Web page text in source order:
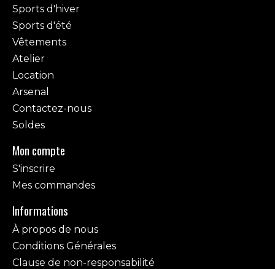
Sports d'hiver
Sports d'été
Vêtements
Atelier
Location
Arsenal
Contactez-nous
Soldes
Mon compte
S'inscrire
Mes commandes
Informations
À propos de nous
Conditions Générales
Clause de non-responsabilité